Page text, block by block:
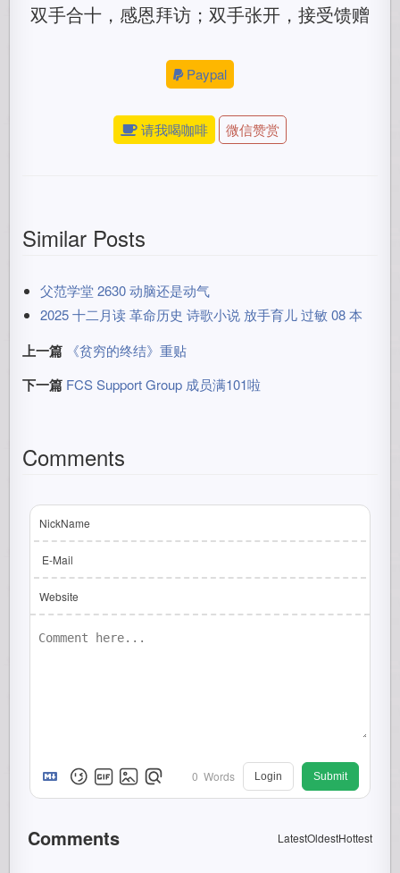
双手合十，感恩拜访；双手张开，接受馈赠
Paypal
请我喝咖啡 微信赞赏
Similar Posts
父范学堂 2630 动脑还是动气
2025 十二月读 革命历史 诗歌小说 放手育儿 过敏 08 本
上一篇 《贫穷的终结》重贴
下一篇 FCS Support Group 成员满101啦
Comments
NickName
E-Mail
Website
0 Words Login Submit
Comments LatestOldestHottest